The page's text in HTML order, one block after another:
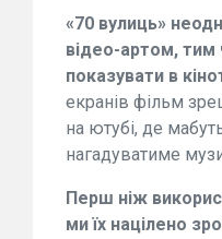
«70 вулиць»
відео-артом,
показувати в
екранів фільм
на ютубі, де
нагадуватиме
Перш ніж
ми їх націлено